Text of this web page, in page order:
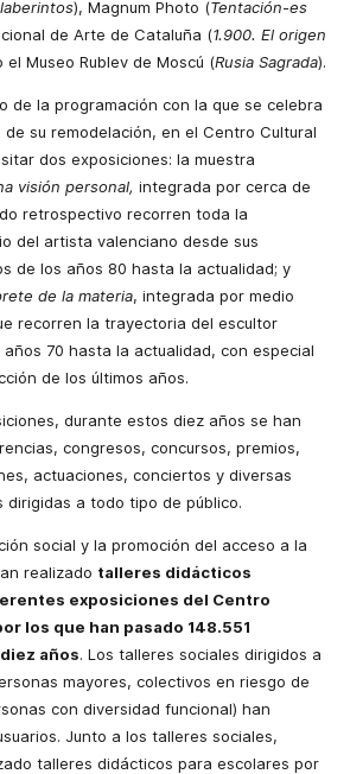
), Magnum Photo (Tentación-es
de Arte de Cataluña (1.900. El origen
el Museo Rublev de Moscú (Rusia Sagrada).
de la programación con la que se celebra
su remodelación, en el Centro Cultural
dos exposiciones: la muestra
visión personal, integrada por cerca de
retrospectivo recorren toda la
del artista valenciano desde sus
de los años 80 hasta la actualidad; y
de la materia, integrada por medio
recorren la trayectoria del escultor
70 hasta la actualidad, con especial
de los últimos años.
durante estos diez años se han
congresos, concursos, premios,
actuaciones, conciertos y diversas
dirigidas a todo tipo de público.
social y la promoción del acceso a la
realizado talleres didácticos
exposiciones del Centro
los que han pasado 148.551
años. Los talleres sociales dirigidos a
mayores, colectivos en riesgo de
con diversidad funcional) han
Junto a los talleres sociales,
talleres didácticos para escolares por